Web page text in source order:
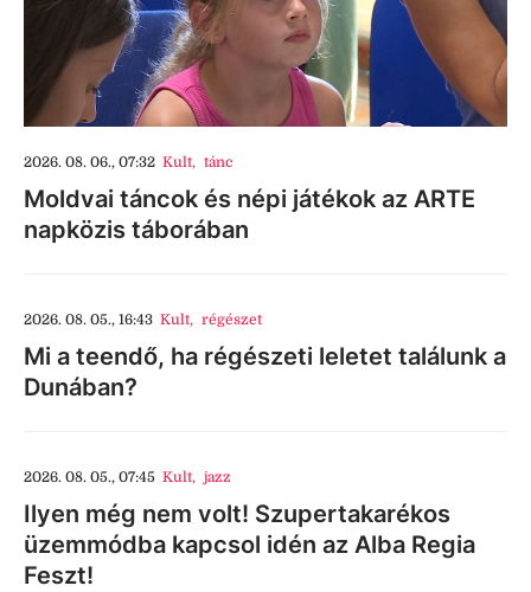
2026. 08. 06., 07:32 Kult, tánc
Moldvai táncok és népi játékok az ARTE
napközis táborában
2026. 08. 05., 16:43 Kult, régészet
Mi a teendő, ha régészeti leletet találunk a
Dunában?
2026. 08. 05., 07:45 Kult, jazz
Ilyen még nem volt! Szupertakarékos
üzemmódba kapcsol idén az Alba Regia
Feszt!